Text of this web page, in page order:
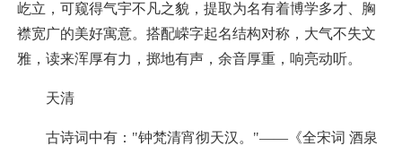
屹立，可窥得气宇不凡之貌，提取为名有着博学多才、胸
襟宽广的美好寓意。搭配嵘字起名结构对称，大气不失文
雅，读来浑厚有力，掷地有声，余音厚重，响亮动听。
天清
古诗词中有："钟梵清宵彻天汉。"——《全宋词 酒泉